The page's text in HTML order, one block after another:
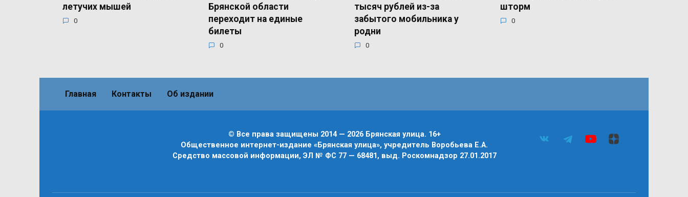
летучих мышей
0
Брянской области
переходит на единые
билеты
0
тысяч рублей из-за
забытого мобильника у
родни
0
шторм
0
Главная Контакты Об издании
© Все права защищены 2014 — 2026 Брянская улица. 16+
Общественное интернет-издание «Брянская улица», учредитель Воробьева Е.А.
Средство массовой информации, ЭЛ № ФС 77 — 68481, выд. Роскомнадзор 27.01.2017